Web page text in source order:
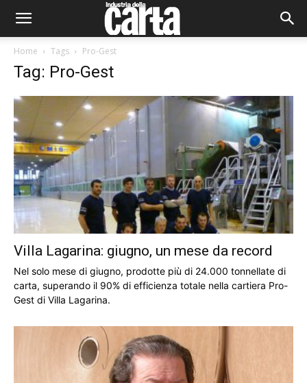
Home Tags Pro-Gest
Tag: Pro-Gest
Villa Lagarina: giugno, un mese da record
Nel solo mese di giugno, prodotte più di 24.000 tonnellate di
carta, superando il 90% di efficienza totale nella cartiera Pro-
Gest di Villa Lagarina.